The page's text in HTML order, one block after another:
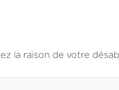
la raison de votre